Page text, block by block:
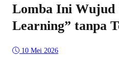
Lomba Ini Wujud
Learning” tanpa
10 Mei 2026